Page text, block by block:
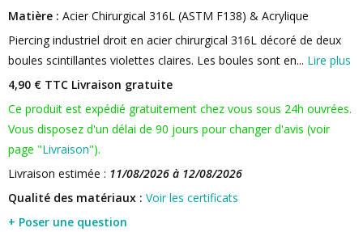
Matière : Acier Chirurgical 316L (ASTM F138) & Acrylique
Piercing industriel droit en acier chirurgical 316L décoré de deux
boules scintillantes violettes claires. Les boules sont en... Lire plus
4,90 € TTC Livraison gratuite
Ce produit est expédié gratuitement chez vous sous 24h ouvrées.
Vous disposez d'un délai de 90 jours pour changer d'avis (voir
page "Livraison").
Livraison estimée : 11/08/2026 à 12/08/2026
Qualité des matériaux : Voir les certificats
+ Poser une question